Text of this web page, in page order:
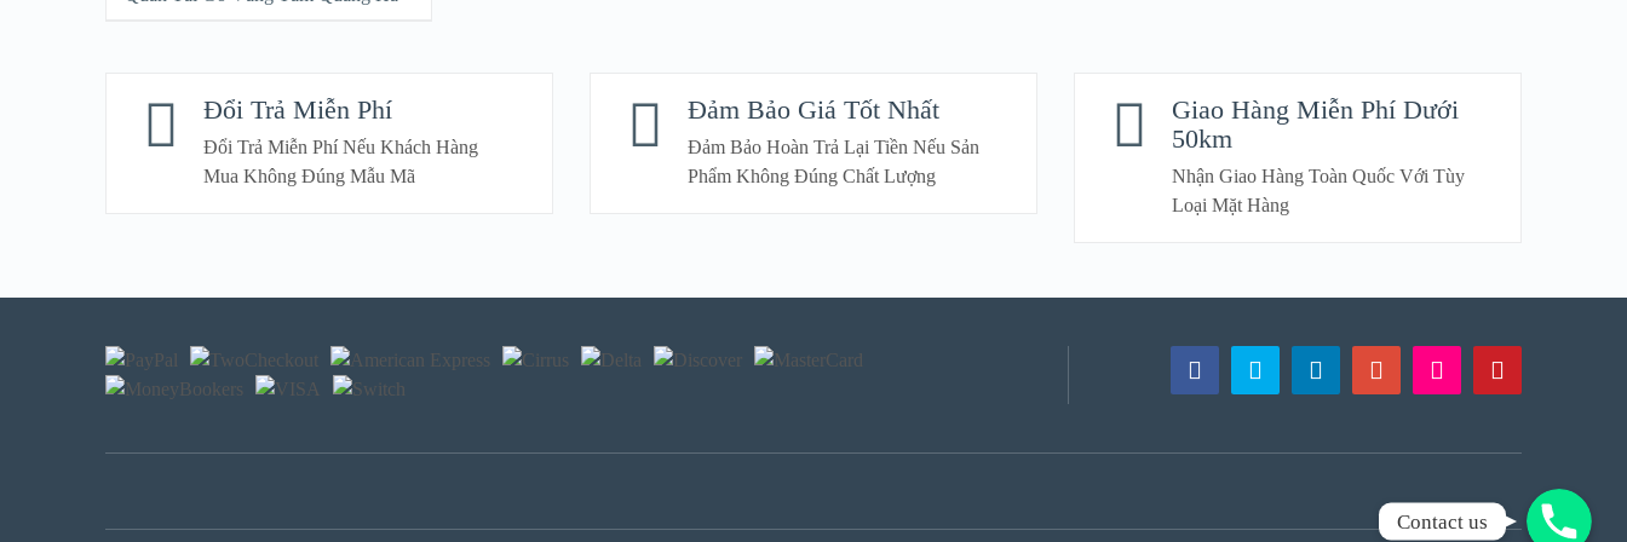
Đổi Trả Miễn Phí
Đổi Trả Miễn Phí Nếu Khách Hàng
Mua Không Đúng Mẫu Mã
Đảm Bảo Giá Tốt Nhất
Đảm Bảo Hoàn Trả Lại Tiền Nếu Sản
Phẩm Không Đúng Chất Lượng
Giao Hàng Miễn Phí Dưới
50km
Nhận Giao Hàng Toàn Quốc Với Tùy
Loại Mặt Hàng
Gọi Ngay!
Contact us